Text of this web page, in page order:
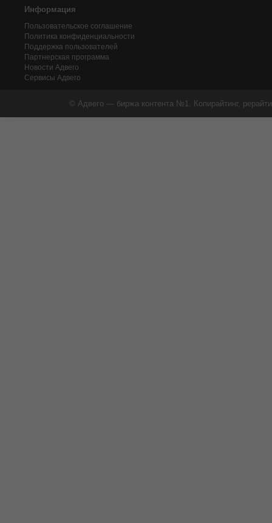
Информация
Пользовательское соглашение
Политика конфиденциальности
Поддержка пользователей
Партнерская программа
Новости Адвего
Сервисы Адвего
© Адвего — биржа контента №1. Копирайтинг,